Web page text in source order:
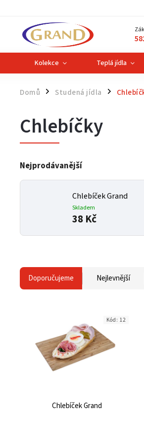
Kolekce Teplá jídla
Domů / Studená jídla /
Chlebíčky
Nejprodávanější
Chlebíček Grand
Skladem
38 Kč
Doporučujeme Nejlevnější
Chlebíček Grand
Kód: 12